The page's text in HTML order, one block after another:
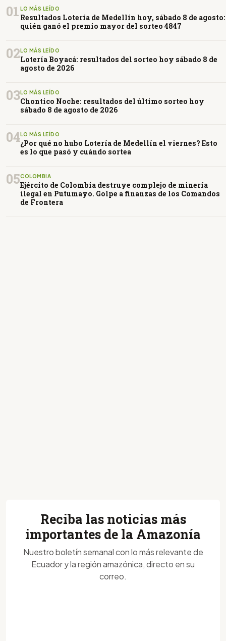
01 LO MÁS LEÍDO
Resultados Lotería de Medellín hoy, sábado 8 de agosto:
quién ganó el premio mayor del sorteo 4847
02LO MÁS LEÍDO
Lotería Boyacá: resultados del sorteo hoy sábado 8 de
agosto de 2026
03LO MÁS LEÍDO
Chontico Noche: resultados del último sorteo hoy
sábado 8 de agosto de 2026
04LO MÁS LEÍDO
¿Por qué no hubo Lotería de Medellín el viernes? Esto
es lo que pasó y cuándo sortea
05COLOMBIA
Ejército de Colombia destruye complejo de minería
ilegal en Putumayo. Golpe a finanzas de los Comandos
de Frontera
Reciba las noticias más
importantes de la Amazonía
Nuestro boletín semanal con lo más relevante de
Ecuador y la región amazónica, directo en su
correo.